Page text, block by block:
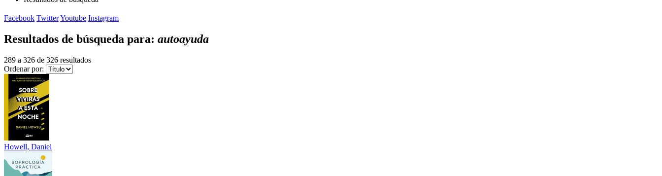
Facebook TwitterYoutube Instagram
Resultados de búsqueda para: autoayuda
289 a 326 de 326 resultados
Ordenar por:
Howell, Daniel